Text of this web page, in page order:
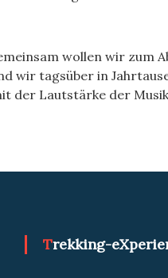
wollen wir zum
wir tagsüber in
der Lautstärke der
Trekking-